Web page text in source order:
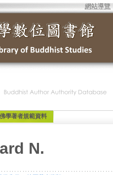
網站導覽
佛學著者規範資料
N.